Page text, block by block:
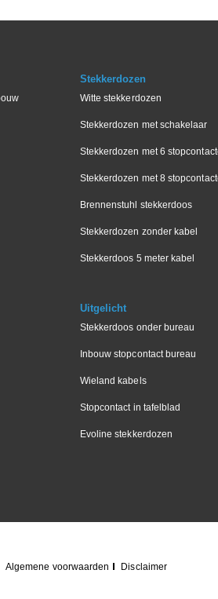
Stekkerdozen
Witte stekkerdozen
Stekkerdozen met schakelaar
Stekkerdozen met 6
Stekkerdozen met 8
Brennenstuhl stekkerdoos
Stekkerdozen zonder kabel
Stekkerdoos 5 meter kabel
Uitgelicht
Stekkerdoos onder bureau
Inbouw stopcontact bureau
Wieland kabels
Stopcontact in tafelblad
Evoline stekkerdozen
Algemene voorwaarden Disclaimer